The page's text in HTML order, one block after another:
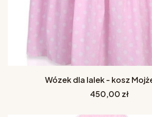
Wózek dla lalek - kosz
Cena
450,00 zł